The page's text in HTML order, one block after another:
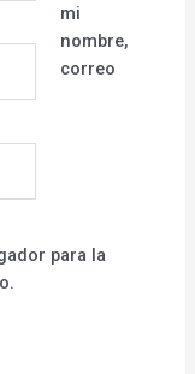
mi
nombre,
correo
para la